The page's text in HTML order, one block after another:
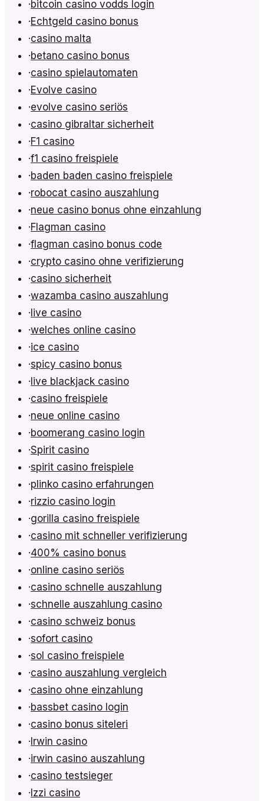
·bitcoin casino vodds login
·Echtgeld casino bonus
·casino malta
·betano casino bonus
·casino spielautomaten
·Evolve casino
·evolve casino seriös
·casino gibraltar sicherheit
·F1 casino
·f1 casino freispiele
·baden baden casino freispiele
·robocat casino auszahlung
·neue casino bonus ohne einzahlung
·Flagman casino
·flagman casino bonus code
·crypto casino ohne verifizierung
·casino sicherheit
·wazamba casino auszahlung
·live casino
·welches online casino
·ice casino
·spicy casino bonus
·live blackjack casino
·casino freispiele
·neue online casino
·boomerang casino login
·Spirit casino
·spirit casino freispiele
·plinko casino erfahrungen
·rizzio casino login
·gorilla casino freispiele
·casino mit schneller verifizierung
·400% casino bonus
·online casino seriös
·casino schnelle auszahlung
·schnelle auszahlung casino
·casino schweiz bonus
·sofort casino
·sol casino freispiele
·casino auszahlung vergleich
·casino ohne einzahlung
·bassbet casino login
·casino bonus siteleri
·Irwin casino
·irwin casino auszahlung
·casino testsieger
·Izzi casino